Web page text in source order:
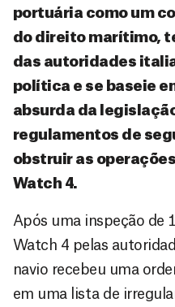
portuária como um
do direito marítimo,
das autoridades
política e se baseie
absurda da
regulamentos de
obstruir as
Watch 4.
Após uma inspeção de
Watch 4 pelas
navio recebeu uma
em uma lista de